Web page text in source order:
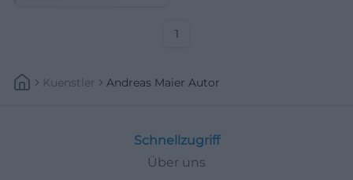
1
Kuenstler Andreas Maier Autor
Schnellzugriff
Über uns